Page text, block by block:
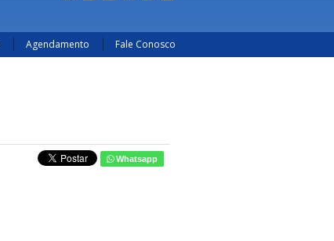
Agendamento Fale Conosco
Whatsapp